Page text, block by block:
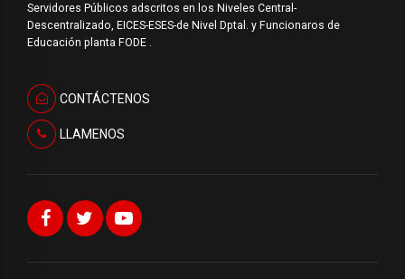
Servidores Públicos adscritos en los Niveles Central-
Descentralizado, EICES-ESES-de Nivel Dptal. y Funcionaros de
Educación planta FODE .
CONTÁCTENOS
LLAMENOS